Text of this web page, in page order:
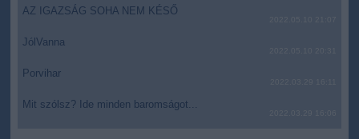
AZ IGAZSÁG SOHA NEM KÉSŐ
JólVanna
Porvihar
Mit szólsz? Ide minden baromságot...